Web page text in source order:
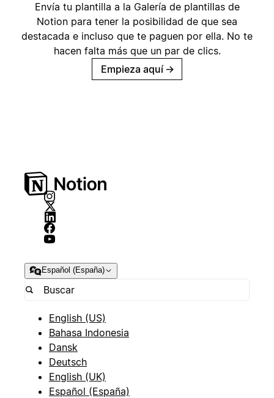
Envía tu plantilla a la Galería de plantillas de
Notion para tener la posibilidad de que sea
destacada e incluso que te paguen por ella. No te
hacen falta más que un par de clics.
Empieza aquí →
Español (España)
English (US)
Bahasa Indonesia
Dansk
Deutsch
English (UK)
Español (España)